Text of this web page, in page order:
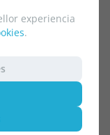
experiencia
.